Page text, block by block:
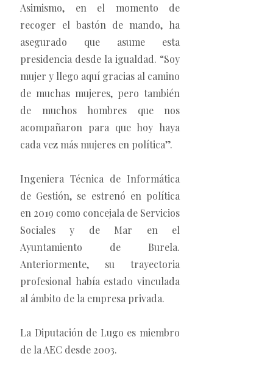
Asimismo, en el momento de
recoger el bastón de mando, ha
asegurado que asume esta
presidencia desde la igualdad. “Soy
mujer y llego aquí gracias al camino
de muchas mujeres, pero también
de muchos hombres que nos
acompañaron para que hoy haya
cada vez más mujeres en política”.
Ingeniera Técnica de Informática
de Gestión, se estrenó en política
en 2019 como concejala de Servicios
Sociales y de Mar en el
Ayuntamiento de Burela.
Anteriormente, su trayectoria
profesional había estado vinculada
al ámbito de la empresa privada.
La Diputación de Lugo es miembro
de la AEC desde 2003.